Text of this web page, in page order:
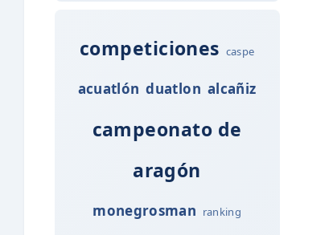
competiciones caspe
acuatlón duatlon alcañiz
campeonato de
aragón
monegrosman ranking